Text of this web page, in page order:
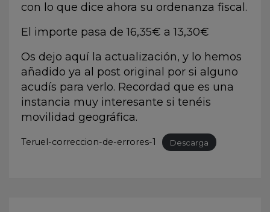
con lo que dice ahora su ordenanza fiscal.
El importe pasa de 16,35€ a 13,30€
Os dejo aquí la actualización, y lo hemos
añadido ya al post original por si alguno
acudís para verlo. Recordad que es una
instancia muy interesante si tenéis
movilidad geográfica.
Teruel-correccion-de-errores-1 Descarga